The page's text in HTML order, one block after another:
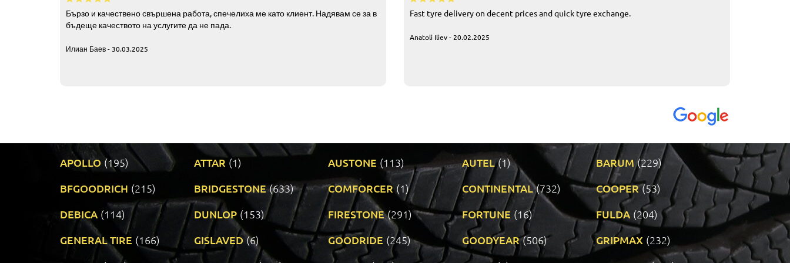
Бързо и качествено свършена работа, спечелиха ме като клиент. Надявам се за в
бъдеще качеството на услугите да не пада.
Илиан Баев - 30.03.2025
Fast tyre delivery on decent prices and quick tyre exchange.
Anatoli Iliev - 20.02.2025
APOLLO (195) ATTAR (1) AUSTONE (113) AUTEL (1) BARUM (229)
BFGOODRICH (215) BRIDGESTONE (633) COMFORCER (1) CONTINENTAL (732) COOPER (53)
DEBICA (114) DUNLOP (153) FIRESTONE (291) FORTUNE (16) FULDA (204)
GENERAL TIRE (166) GISLAVED (6) GOODRIDE (245) GOODYEAR (506) GRIPMAX (232)